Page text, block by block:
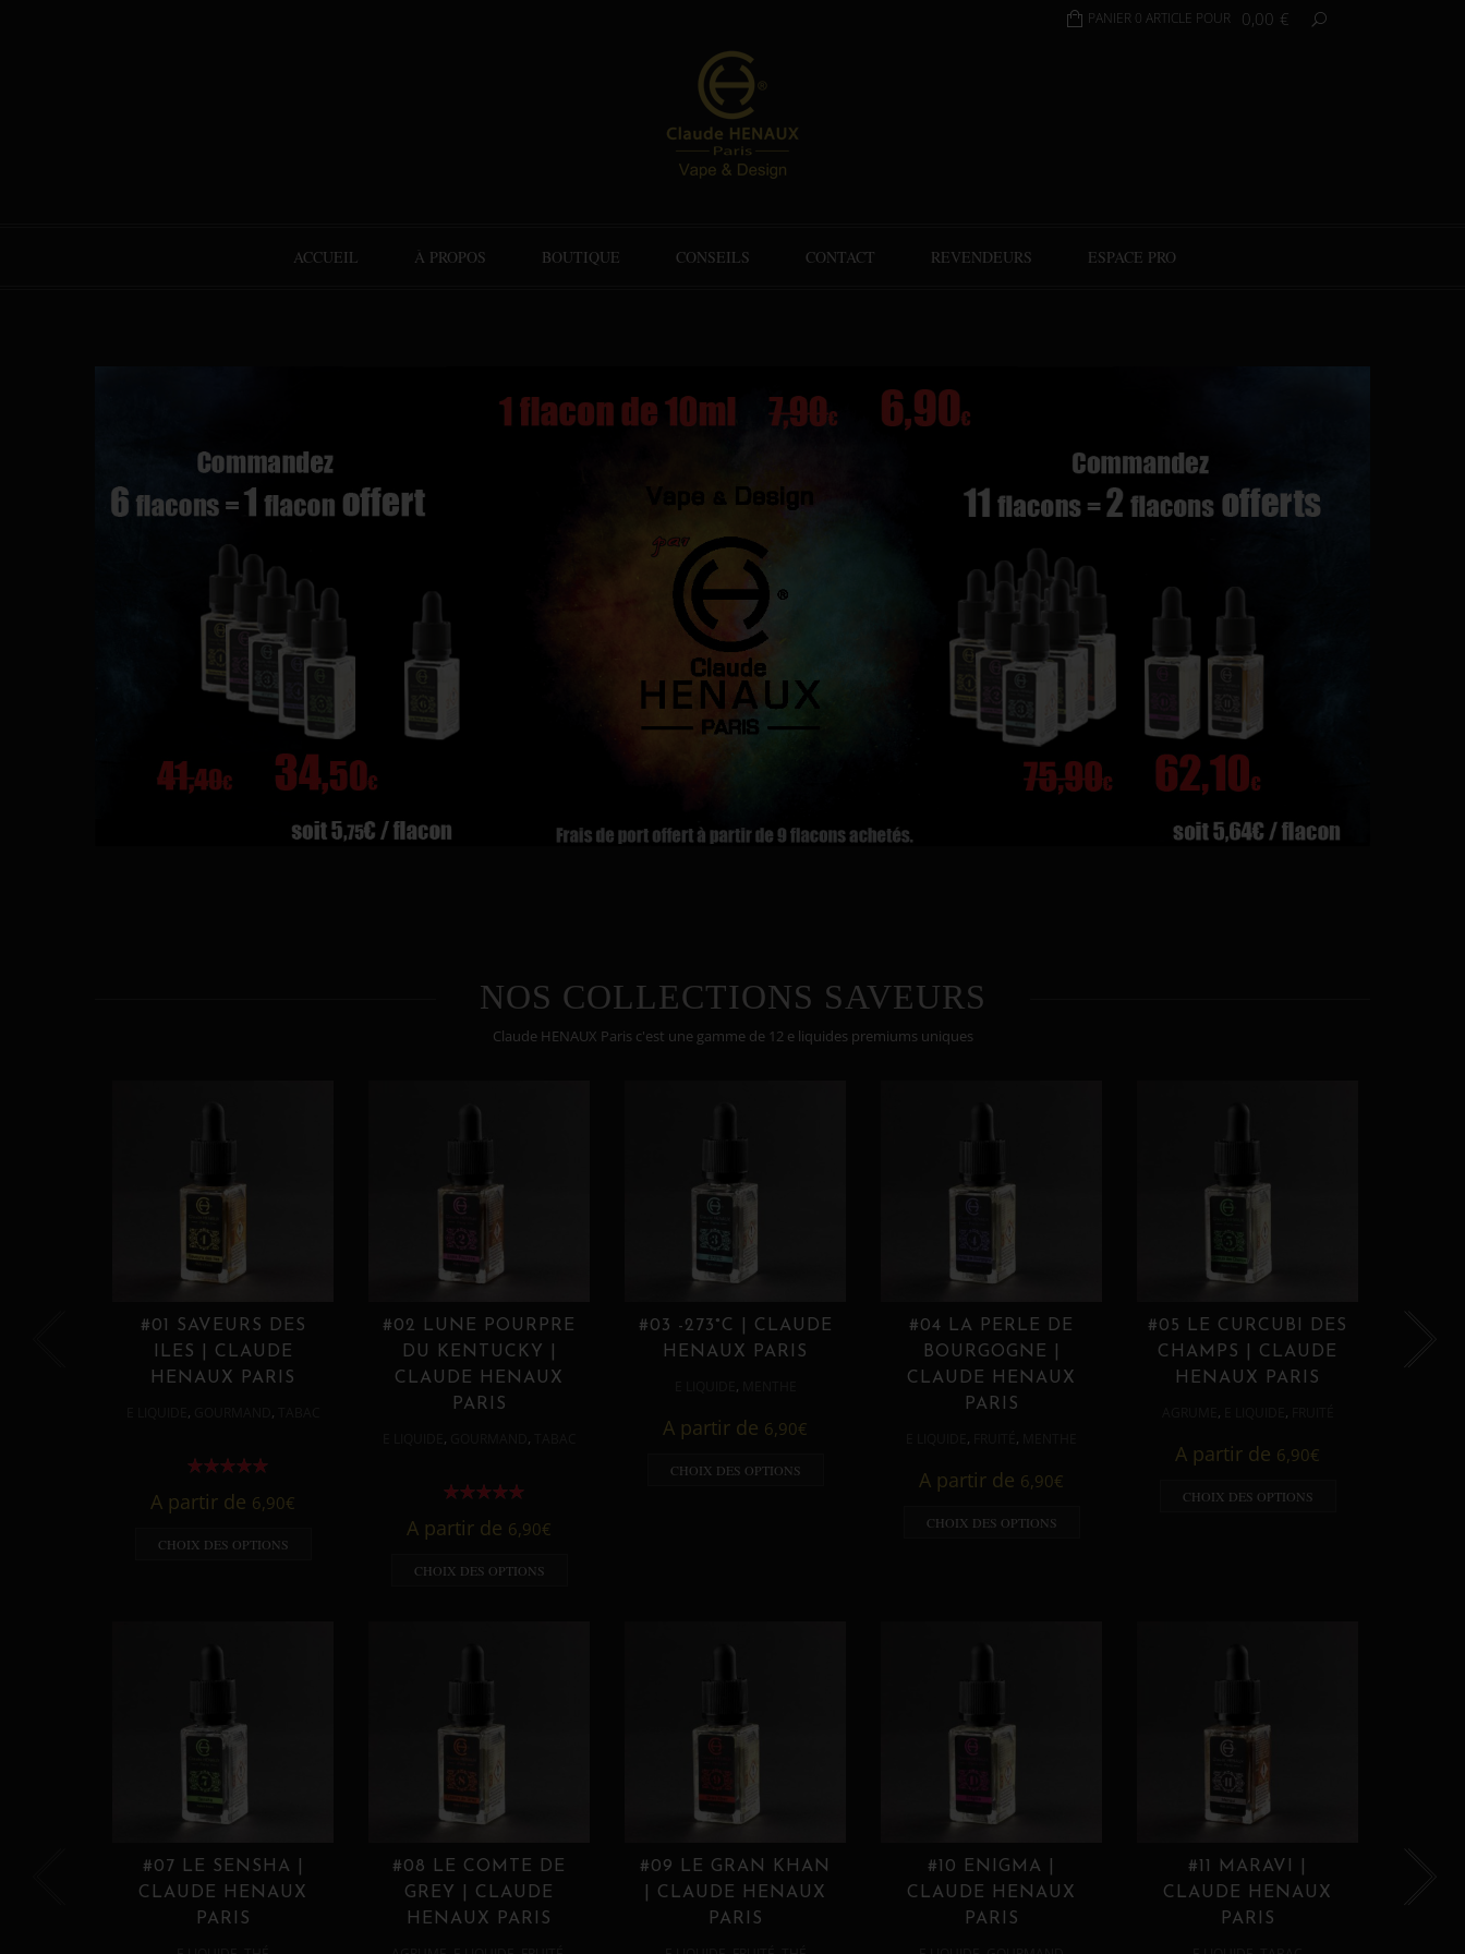
PANIER 0 ARTICLE POUR 0,00 €
ACCUEIL À PROPOS BOUTIQUE CONSEILS CONTACT REVENDEURS ESPACE PRO
NOS COLLECTIONS SAVEURS
Claude HENAUX Paris c'est une gamme de 12 e liquides premiums uniques
#01 SAVEURS DES
ILES | CLAUDE
HENAUX PARIS
, ,
A partir de 6,90€
CHOIX DES OPTIONS
#02 LUNE POURPRE
DU KENTUCKY |
CLAUDE HENAUX
PARIS
, ,
A partir de 6,90€
CHOIX DES OPTIONS
#03 -273°C | CLAUDE
HENAUX PARIS
,
A partir de 6,90€
CHOIX DES OPTIONS
#04 LA PERLE DE
BOURGOGNE |
CLAUDE HENAUX
PARIS
, ,
A partir de 6,90€
CHOIX DES OPTIONS
#05 LE CURCUBI DES
CHAMPS | CLAUDE
HENAUX PARIS
, ,
A partir de 6,90€
CHOIX DES OPTIONS
#07 LE SENSHA |
CLAUDE HENAUX
PARIS
#08 LE COMTE DE
GREY | CLAUDE
HENAUX PARIS
#09 LE GRAN KHAN
| CLAUDE HENAUX
PARIS
#10 ENIGMA |
CLAUDE HENAUX
PARIS
#11 MARAVI |
CLAUDE HENAUX
PARIS